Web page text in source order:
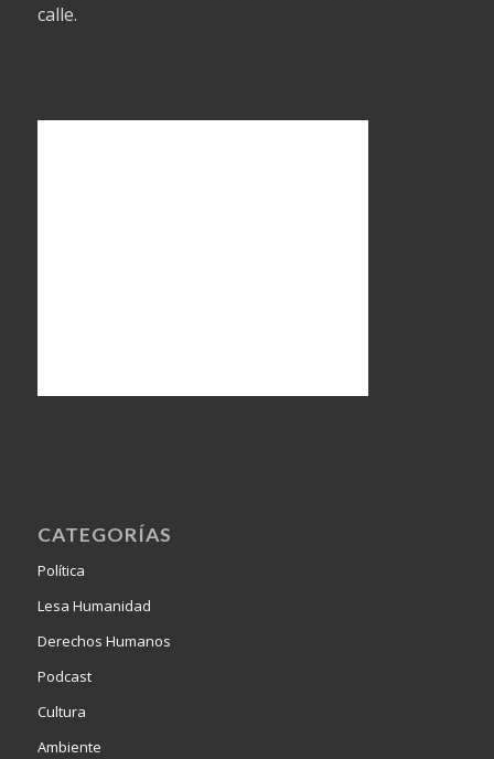
calle.
CATEGORÍAS
Política
Lesa Humanidad
Derechos Humanos
Podcast
Cultura
Ambiente